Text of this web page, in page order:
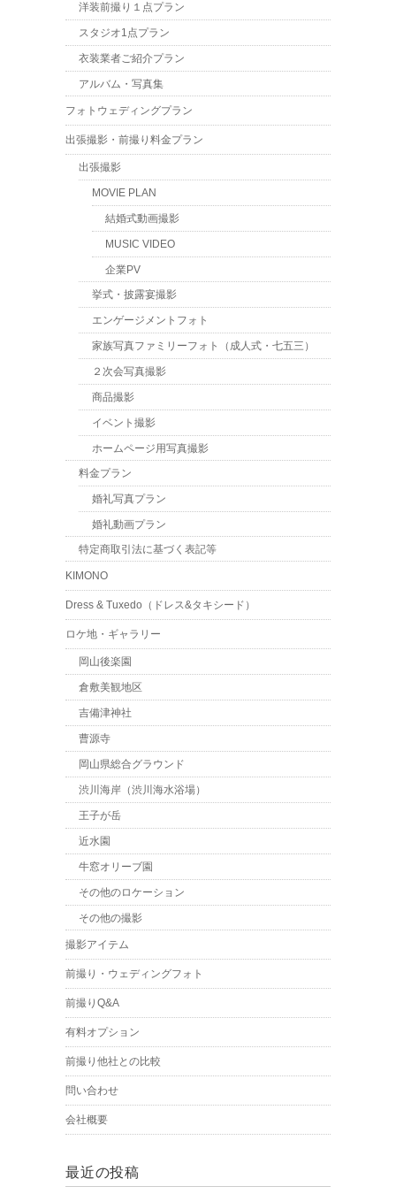
洋装前撮り１点プラン
スタジオ1点プラン
衣装業者ご紹介プラン
アルバム・写真集
フォトウェディングプラン
出張撮影・前撮り料金プラン
出張撮影
MOVIE PLAN
結婚式動画撮影
MUSIC VIDEO
企業PV
挙式・披露宴撮影
エンゲージメントフォト
家族写真ファミリーフォト（成人式・七五三）
２次会写真撮影
商品撮影
イベント撮影
ホームページ用写真撮影
料金プラン
婚礼写真プラン
婚礼動画プラン
特定商取引法に基づく表記等
KIMONO
Dress & Tuxedo（ドレス&タキシード）
ロケ地・ギャラリー
岡山後楽園
倉敷美観地区
吉備津神社
曹源寺
岡山県総合グラウンド
渋川海岸（渋川海水浴場）
王子が岳
近水園
牛窓オリーブ園
その他のロケーション
その他の撮影
撮影アイテム
前撮り・ウェディングフォト
前撮りQ&A
有料オプション
前撮り他社との比較
問い合わせ
会社概要
最近の投稿